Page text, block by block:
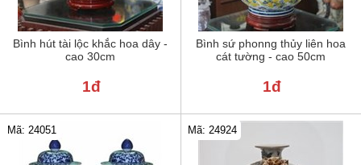
Bình hút tài lộc khắc hoa dây -
cao 30cm
1đ
Bình sứ phonng thủy liên hoa
cát tường - cao 50cm
1đ
Mã: 24051 Mã: 24924